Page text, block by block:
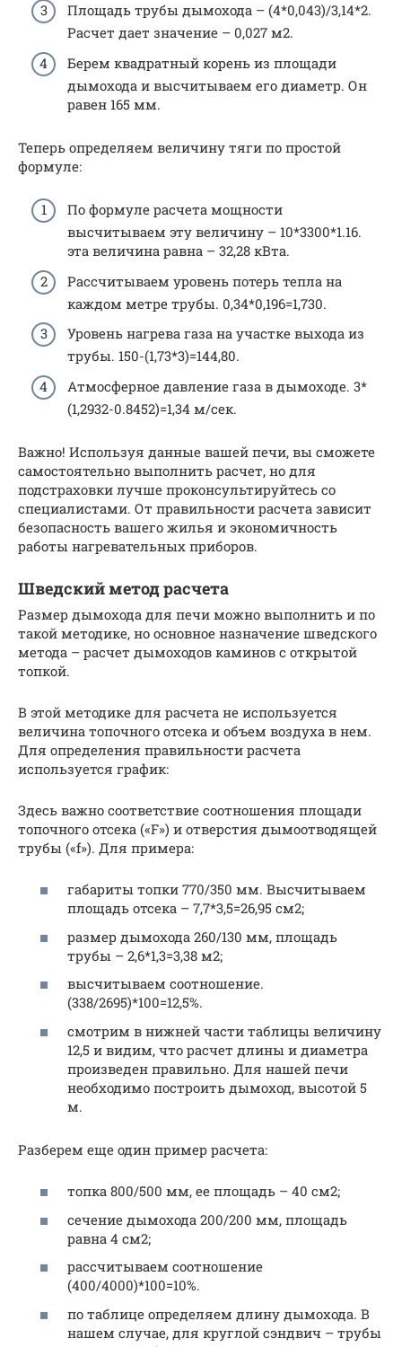
Площадь трубы дымохода – (4*0,043)/3,14*2.
Расчет дает значение – 0,027 м2.
Берем квадратный корень из площади
дымохода и высчитываем его диаметр. Он
равен 165 мм.
Теперь определяем величину тяги по простой
формуле:
По формуле расчета мощности
высчитываем эту величину – 10*3300*1.16.
эта величина равна – 32,28 кВта.
Рассчитываем уровень потерь тепла на
каждом метре трубы. 0,34*0,196=1,730.
Уровень нагрева газа на участке выхода из
трубы. 150-(1,73*3)=144,80.
Атмосферное давление газа в дымоходе. 3*
(1,2932-0.8452)=1,34 м/сек.
Важно! Используя данные вашей печи, вы сможете
самостоятельно выполнить расчет, но для
подстраховки лучше проконсультируйтесь со
специалистами. От правильности расчета зависит
безопасность вашего жилья и экономичность
работы нагревательных приборов.
Шведский метод расчета
Размер дымохода для печи можно выполнить и по
такой методике, но основное назначение шведского
метода – расчет дымоходов каминов с открытой
топкой.
В этой методике для расчета не используется
величина топочного отсека и объем воздуха в нем.
Для определения правильности расчета
используется график:
Здесь важно соответствие соотношения площади
топочного отсека («F») и отверстия дымоотводящей
трубы («f»). Для примера:
габариты топки 770/350 мм. Высчитываем
площадь отсека – 7,7*3,5=26,95 см2;
размер дымохода 260/130 мм, площадь
трубы – 2,6*1,3=3,38 м2;
высчитываем соотношение.
(338/2695)*100=12,5%.
смотрим в нижней части таблицы величину
12,5 и видим, что расчет длины и диаметра
произведен правильно. Для нашей печи
необходимо построить дымоход, высотой 5
м.
Разберем еще один пример расчета:
топка 800/500 мм, ее площадь – 40 см2;
сечение дымохода 200/200 мм, площадь
равна 4 см2;
рассчитываем соотношение
(400/4000)*100=10%.
по таблице определяем длину дымохода. В
нашем случае, для круглой сэндвич – трубы